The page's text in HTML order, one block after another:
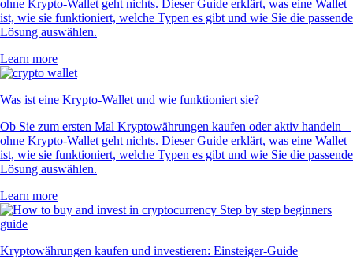
ohne Krypto-Wallet geht nichts. Dieser Guide erklärt, was eine Wallet
ist, wie sie funktioniert, welche Typen es gibt und wie Sie die passende
Lösung auswählen.
Learn more
Was ist eine Krypto-Wallet und wie funktioniert sie?
Ob Sie zum ersten Mal Kryptowährungen kaufen oder aktiv handeln –
ohne Krypto-Wallet geht nichts. Dieser Guide erklärt, was eine Wallet
ist, wie sie funktioniert, welche Typen es gibt und wie Sie die passende
Lösung auswählen.
Learn more
Kryptowährungen kaufen und investieren: Einsteiger-Guide